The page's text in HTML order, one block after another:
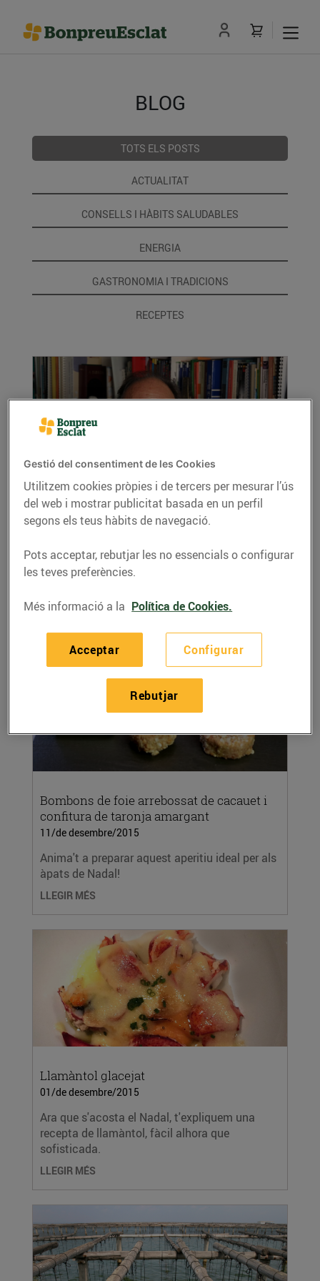
BLOG
TOTS ELS POSTS
ACTUALITAT
CONSELLS I HÀBITS SALUDABLES
ENERGIA
GASTRONOMIA I TRADICIONS
RECEPTES
"L’objectiu és arribar a trobar un
medicament adequat per a cada tipus de
15/de desembre/2015
Els donatius es destinen a la creació i
contra la...
Bombons de foie arrebossat de cacauet i
confitura de taronja amargant
11/de desembre/2015
Anima't a preparar aquest aperitiu ideal per als
àpats de Nadal!
LLEGIR MÉS
Llamàntol glacejat
01/de desembre/2015
Ara que s'acosta el Nadal, t'expliquem una
recepta de llamàntol, fàcil alhora que
sofisticada.
LLEGIR MÉS
Gestió del consentiment de les Cookies
Utilitzem cookies pròpies i de tercers per mesurar l’ús
del web i mostrar publicitat basada en un perfil
segons els teus hàbits de navegació.
Pots acceptar, rebutjar les no essencials o configurar
les teves preferències.
Més informació a la Política de Cookies.
Configurar
Rebutjar
Acceptar